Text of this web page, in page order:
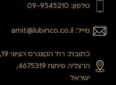
טלפון: 09-9545210
מייל: amit@lubinco.co.il
כתובת: רח’ הקונגרס הציוני 19,
הרצליה פיתוח 4675319,
ישראל